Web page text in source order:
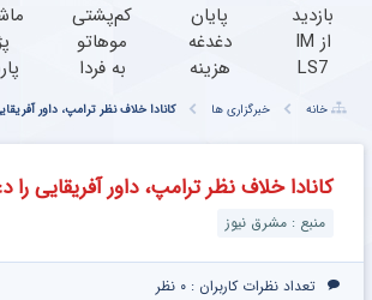
بازدید
از IM
LS7
ترین
شاسی
بلند
برقی
ایران
باشگاه
پایان
دغدغه
هزینه
دندان
پزشکی
با پک
سفید
کننده
کم‌پشتی
موهاتو
به فردا
همین
الان
مشاوره
رایگان
خانه خبرگزاری ها کانادا خلاف نظر ترامپ، داور
کانادا خلاف نظر ترامپ، داور آفریقایی
منبع : مشرق نیوز
تعداد نظرات کاربران : ۰ نظر